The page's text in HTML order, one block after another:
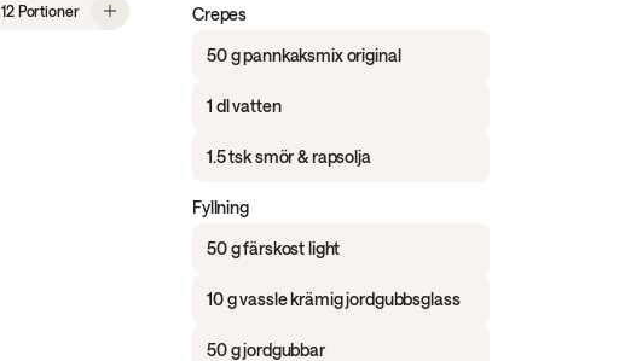
12 Portioner, Crepes "strawberry cheesecake"
Crepes
50 g pannkaksmix original
1 dl vatten
1.5 tsk smör & rapsolja
Fyllning
50 g färskost light
10 g vassle krämig jordgubbsglass
50 g jordgubbar